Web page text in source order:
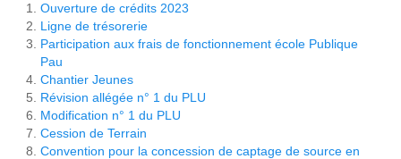
Ouverture de crédits 2023
Ligne de trésorerie
Participation aux frais de fonctionnement école Publique
Pau
Chantier Jeunes
Révision allégée n° 1 du PLU
Modification n° 1 du PLU
Cession de Terrain
Convention pour la concession de captage de source en